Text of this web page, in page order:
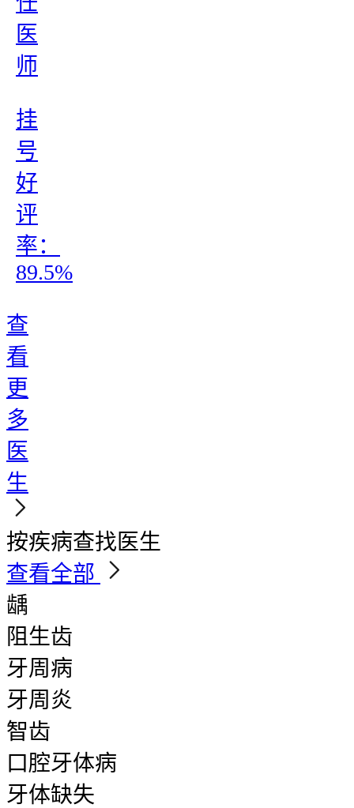
医
师
挂
号
好
评
率：
89.5%
查
看
更
多
医
生
按疾病查找医生
查看全部
龋
阻生齿
牙周病
牙周炎
智齿
口腔牙体病
牙体缺失